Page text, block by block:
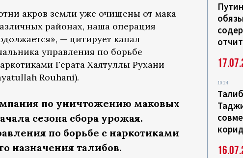
акров земли уже очищены от мака
районах, наша операция
— цитирует канал
управления по борьбе
Герата Хаятуллы Рухани
Rouhani).
по уничтожению маковых
сезона сбора урожая.
по борьбе с наркотиками
назначения талибов.
10:24